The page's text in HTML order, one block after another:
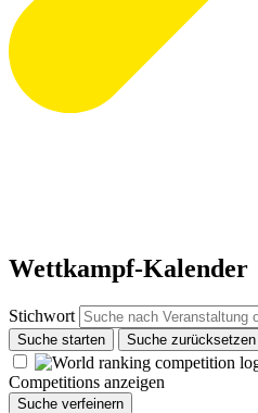
Wettkampf-Kalender
Stichwort
Suche starten Suche zurücksetzen
Competitions anzeigen
Suche verfeinern